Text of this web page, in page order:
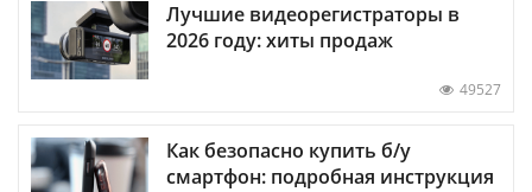
Лучшие видеорегистраторы в
2026 году: хиты продаж
49527
Как безопасно купить б/у
смартфон: подробная инструкция